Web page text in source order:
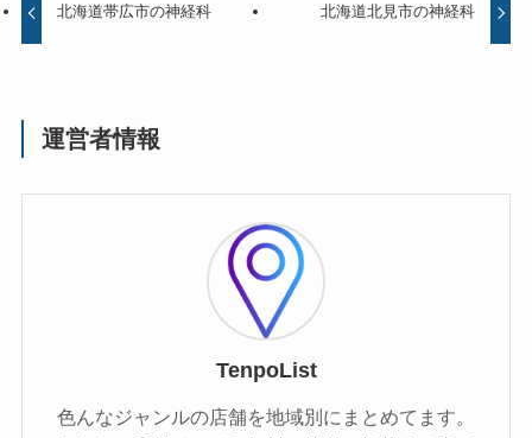
北海道帯広市の神経科 北海道北見市の神経科
運営者情報
TenpoList
色んなジャンルの店舗を地域別にまとめてます。